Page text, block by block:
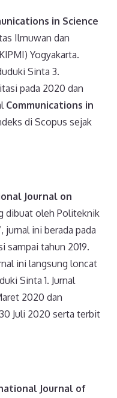
in Science
Ilmuwan dan
Yogyakarta.
Sinta 3.
pada 2020 dan
Communications in
di Scopus sejak
Journal on
dibuat oleh Politeknik
jurnal ini berada pada
sampai tahun 2019.
ini langsung loncat
Sinta 1. Jurnal
2020 dan
Juli 2020 serta terbit
Journal of